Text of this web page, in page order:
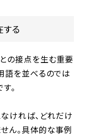
する
の接点を生む重要
語を並べるのでは
。
ければ、どれだけ
ん。具体的な事例